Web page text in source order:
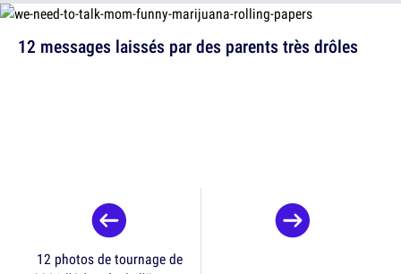
12 messages laissés par des parents très drôles
12 photos de tournage de